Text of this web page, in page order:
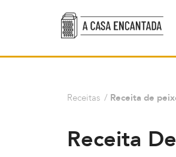
Receitas / Receita de
Receita